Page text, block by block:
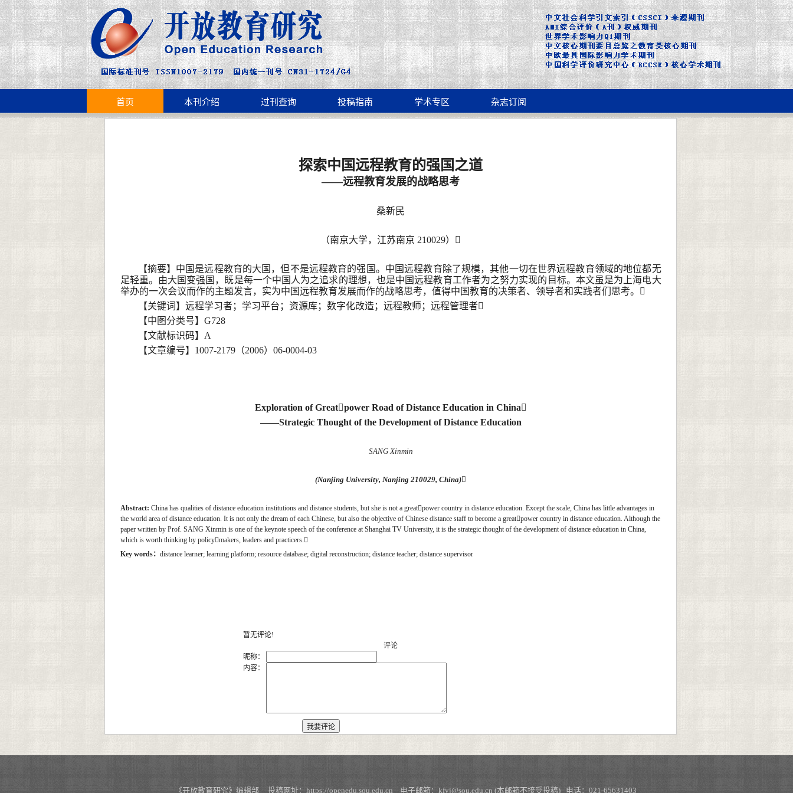
首页 本刊介绍 过刊查询 投稿指南 学术专区 杂志订阅
探索中国远程教育的强国之道
——远程教育发展的战略思考
桑新民
（南京大学，江苏南京 210029）
【摘要】中国是远程教育的大国，但不是远程教育的强国。中国远程教育除了规模，其他一切在世界远程教育领域的地位都无
足轻重。由大国变强国，既是每一个中国人为之追求的理想，也是中国远程教育工作者为之努力实现的目标。本文虽是为上海电大
举办的一次会议而作的主题发言，实为中国远程教育发展而作的战略思考，值得中国教育的决策者、领导者和实践者们思考。
【关键词】远程学习者；学习平台；资源库；数字化改造；远程教师；远程管理者
【中图分类号】G728
【文献标识码】A
【文章编号】1007-2179（2006）06-0004-03
Exploration of Greatpower Road of Distance Education in China
——Strategic Thought of the Development of Distance Education
SANG Xinmin
(Nanjing University, Nanjing 210029, China)
Abstract: China has qualities of distance education institutions and distance students, but she is not a greatpower country in distance education. Except the scale, China has little advantages in
the world area of distance education. It is not only the dream of each Chinese, but also the objective of Chinese distance staff to become a greatpower country in distance education. Although the
paper written by Prof. SANG Xinmin is one of the keynote speech of the conference at Shanghai TV University, it is the strategic thought of the development of distance education in China,
which is worth thinking by policymakers, leaders and practicers.
Key words： distance learner; learning platform; resource database; digital reconstruction; distance teacher; distance supervisor
暂无评论!
评论
昵称：
内容：
《开放教育研究》编辑部 投稿网址：https://openedu.sou.edu.cn 电子邮箱：kfyj@sou.edu.cn (本邮箱不接受投稿) 电话：021-65631403